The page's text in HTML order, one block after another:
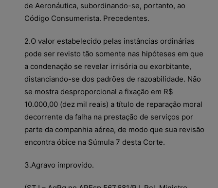
de Aeronáutica, subordinando-se, portanto, ao
Código Consumerista. Precedentes.
2.O valor estabelecido pelas instâncias ordinárias
pode ser revisto tão somente nas hipóteses em que
a condenação se revelar irrisória ou exorbitante,
distanciando-se dos padrões de razoabilidade. Não
se mostra desproporcional a fixação em R$
10.000,00 (dez mil reais) a título de reparação moral
decorrente da falha na prestação de serviços por
parte da companhia aérea, de modo que sua revisão
encontra óbice na Súmula 7 desta Corte.
3.Agravo improvido.